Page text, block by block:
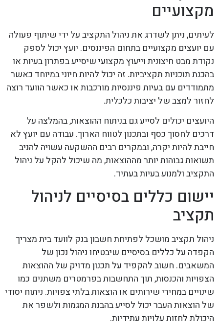
מקצועיים
לעיתים, ניתן לשדרג את ניהול התקציב על ידי שיתוף פעולה
עם יועצים מקצועיים בתחום הפיננסים. יועץ יכול לספק
נקודת מבט חיצונית וייעוץ מקצועי שיסייע בפתרון בעיות או
בהכנת תוכניות תקציביות. זה יכול להיות חיוני במיוחד כאשר
מתמודדים עם בעיות פיננסיות מורכבות או כאשר הוועד רוצה
לחזור למצב של יציבות כלכלית.
היועצים יכולים לסייע גם בניתוח ההוצאות, בהמלצה על
דרכים לחסוך כסף ובתכנון לטווח הארוך. עבודה עם יועץ לא
חייבת להיות יקרה, ובמקרים רבים ההשקעה עשויה להניב
תשואות גבוהות יותר מההוצאות, מה שיכול להקל על ניהול
התקציב ולמנוע בעיות בעתיד.
יישום כללים בסיסיים לניהול
תקציב
ניהול תקציב מושכל לפתיחת חשבון בנק לוועד בית מצריך
הקפדה על כללים בסיסיים שיבטיחו ניהול נכון של
המשאבים. חשוב להקפיד על תכנון מדויק של ההוצאות
הצפויות והכנסות, תוך התחשבות בפרמטרים משתנים כמו
שינויים במחירי שירותים או הוצאות בלתי צפויות. ניתוח יסודי
של הוצאות העבר יכול לסייע בהבנת המגמות ולשפר את
היכולת לחזות עלויות עתידיות.